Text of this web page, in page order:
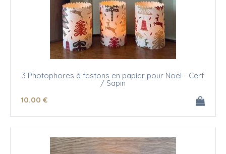
3 Photophores à festons en papier pour Noël - Cerf
/ Sapin
10.00 €